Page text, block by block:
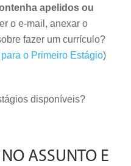
apelidos ou
o e-mail, anexar o
fazer um currículo?
o Primeiro Estágio)
disponíveis?
ASSUNTO E